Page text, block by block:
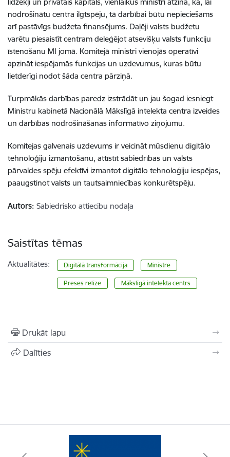
nodrošinātu centra ilgtspēju, tā darbībai būtu nepieciešams
arī pastāvīgs budžeta finansējums. Daļēji valsts budžetu
varētu piesaistīt centram deleģējot atsevišķu valsts funkciju
īstenošanu MI jomā. Komitejā ministri vienojās operatīvi
apzināt iespējamās funkcijas un uzdevumus, kuras būtu
lietderīgi nodot šāda centra pārziņā.
Turpmākās darbības paredz izstrādāt un jau šogad iesniegt
Ministru kabinetā Nacionālā Mākslīgā intelekta centra izveides
un darbības nodrošināšanas informatīvo ziņojumu.
Komitejas galvenais uzdevums ir veicināt mūsdienu digitālo
tehnoloģiju izmantošanu, attīstīt sabiedrības un valsts
pārvaldes spēju efektīvi izmantot digitālo tehnoloģiju iespējas,
paaugstinot valsts un tautsaimniecības konkurētspēju.
Autors: Sabiedrisko attiecību nodaļa
Saistītas tēmas
Aktualitātes: Digitālā transformācija Ministre
Preses relīze Mākslīgā intelekta centrs
Drukāt lapu
Dalīties